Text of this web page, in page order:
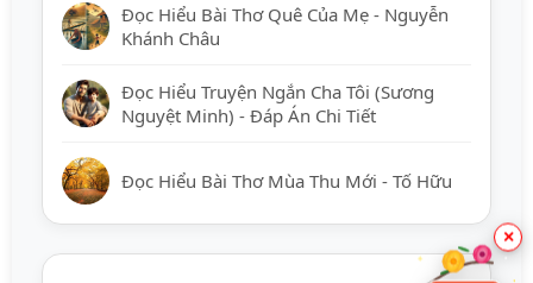
Đọc Hiểu Bài Thơ Quê Của Mẹ - Nguyễn
Khánh Châu
Đọc Hiểu Truyện Ngắn Cha Tôi (Sương
Nguyệt Minh) - Đáp Án Chi Tiết
Đọc Hiểu Bài Thơ Mùa Thu Mới - Tố Hữu
×